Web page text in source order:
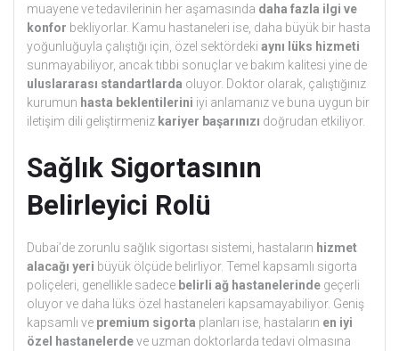
muayene ve tedavilerinin her aşamasında daha fazla ilgi ve
konfor bekliyorlar. Kamu hastaneleri ise, daha büyük bir hasta
yoğunluğuyla çalıştığı için, özel sektördeki aynı lüks hizmeti
sunmayabiliyor, ancak tıbbi sonuçlar ve bakım kalitesi yine de
uluslararası standartlarda oluyor. Doktor olarak, çalıştığınız
kurumun hasta beklentilerini iyi anlamanız ve buna uygun bir
iletişim dili geliştirmeniz kariyer başarınızı doğrudan etkiliyor.
Sağlık Sigortasının
Belirleyici Rolü
Dubai’de zorunlu sağlık sigortası sistemi, hastaların hizmet
alacağı yeri büyük ölçüde belirliyor. Temel kapsamlı sigorta
poliçeleri, genellikle sadece belirli ağ hastanelerinde geçerli
oluyor ve daha lüks özel hastaneleri kapsamayabiliyor. Geniş
kapsamlı ve premium sigorta planları ise, hastaların en iyi
özel hastanelerdeve uzman doktorlarda tedavi olmasına